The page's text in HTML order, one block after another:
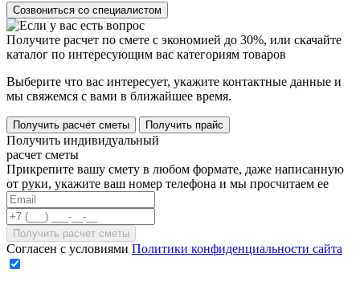
Созвониться со специалистом
Получите расчет по смете с экономией до 30%, или скачайте
каталог по интересующим вас категориям товаров
Выберите что вас интересует, укажите контактные данные и
мы свяжемся с вами в ближайшее время.
Получить расчет сметы Получить прайс
Получить индивидуальный
расчет сметы
Прикрепите вашу смету в любом формате, даже написанную
от руки, укажите ваш номер телефона и мы просчитаем ее
Согласен с условиями Политики конфиденциальности сайта